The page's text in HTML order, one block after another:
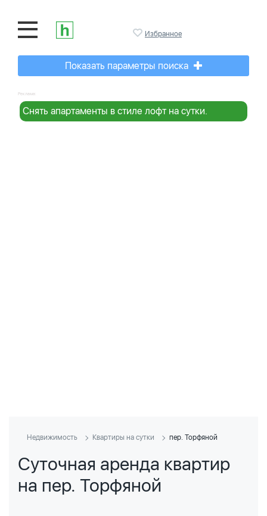
Избранное
Показать параметры поиска
Реклама:
Снять апартаменты в стиле лофт на сутки.
Недвижимость Квартиры на сутки пер. Торфяной
Суточная аренда квартир
на пер. Торфяной